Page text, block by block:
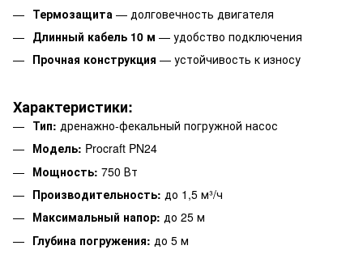
Термозащита — долговечность двигателя
Длинный кабель 10 м — удобство подключения
Прочная конструкция — устойчивость к износу
Характеристики:
Тип: дренажно-фекальный погружной насос
Модель: Procraft PN24
Мощность: 750 Вт
Производительность: до 1,5 м³/ч
Максимальный напор: до 25 м
Глубина погружения: до 5 м